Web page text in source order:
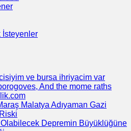
İsteyenler
ve bursa ihriyacim var
And the mome raths
Malatya Adıyaman Gazi
Depremin Büyüklüğüne